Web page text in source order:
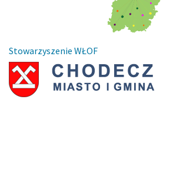
Stowarzyszenie WŁOF